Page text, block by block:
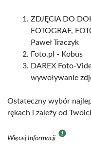
ZDJĘCIA DO
FOTOGRAF,
Paweł Traczyk
Foto.pl - Kobus
DAREX Foto-
wywoływanie
Ostateczny wybór
rękach i zależy od
Więcej Informacji